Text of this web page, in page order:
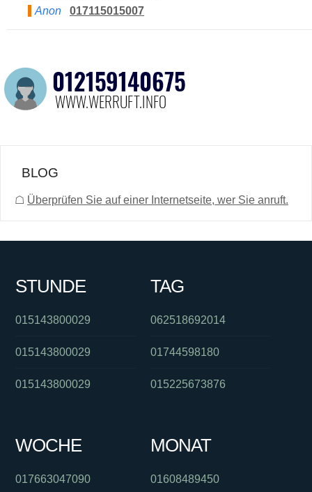
Anon
017115015007
BLOG
☖ Überprüfen Sie auf einer Internetseite, wer Sie anruft.
STUNDE
015143800029
015143800029
015143800029
TAG
062518692014
01744598180
015225673876
WOCHE
017663047090
MONAT
01608489450